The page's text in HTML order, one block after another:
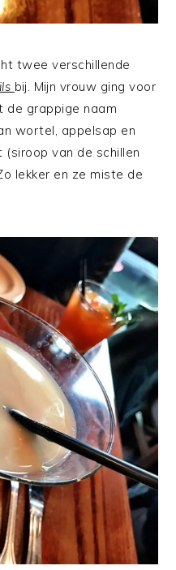
twee verschillende
bij. Mijn vrouw ging voor
de grappige naam
wortel, appelsap en
van de schillen
lekker en ze miste de